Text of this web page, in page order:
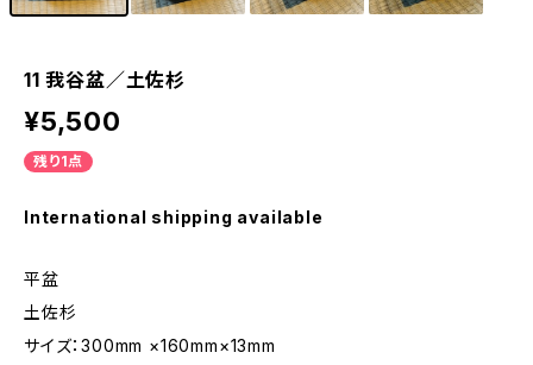
11 我谷盆／土佐杉
¥5,500
残り1点
International shipping available
平盆
土佐杉
サイズ：300mm ×160mm×13mm